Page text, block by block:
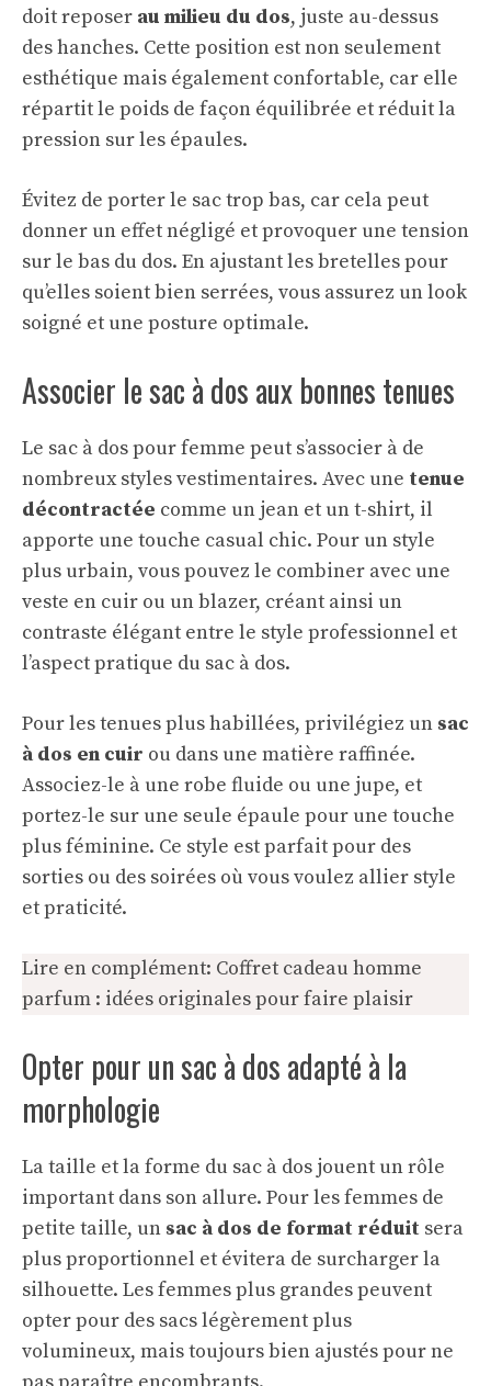
doit reposer au milieu du dos, juste au-dessus
des hanches. Cette position est non seulement
esthétique mais également confortable, car elle
répartit le poids de façon équilibrée et réduit la
pression sur les épaules.
Évitez de porter le sac trop bas, car cela peut
donner un effet négligé et provoquer une tension
sur le bas du dos. En ajustant les bretelles pour
qu’elles soient bien serrées, vous assurez un look
soigné et une posture optimale.
Associer le sac à dos aux bonnes tenues
Le sac à dos pour femme peut s’associer à de
nombreux styles vestimentaires. Avec une tenue
décontractée comme un jean et un t-shirt, il
apporte une touche casual chic. Pour un style
plus urbain, vous pouvez le combiner avec une
veste en cuir ou un blazer, créant ainsi un
contraste élégant entre le style professionnel et
l’aspect pratique du sac à dos.
Pour les tenues plus habillées, privilégiez un sac
à dos en cuir ou dans une matière raffinée.
Associez-le à une robe fluide ou une jupe, et
portez-le sur une seule épaule pour une touche
plus féminine. Ce style est parfait pour des
sorties ou des soirées où vous voulez allier style
et praticité.
Lire en complément: Coffret cadeau homme
parfum : idées originales pour faire plaisir
Opter pour un sac à dos adapté à la
morphologie
La taille et la forme du sac à dos jouent un rôle
important dans son allure. Pour les femmes de
petite taille, un sac à dos de format réduit sera
plus proportionnel et évitera de surcharger la
silhouette. Les femmes plus grandes peuvent
opter pour des sacs légèrement plus
volumineux, mais toujours bien ajustés pour ne